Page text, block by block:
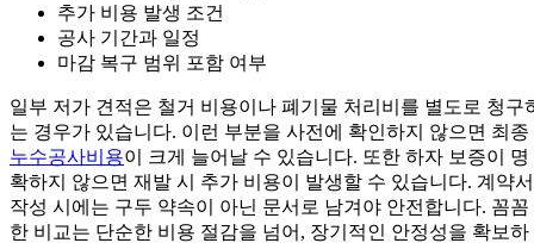
추가 비용 발생 조건
공사 기간과 일정
마감 복구 범위 포함 여부
일부 저가 견적은 철거 비용이나 폐기물 처리비를 별도로 청구
는 경우가 있습니다. 이런 부분을 사전에 확인하지 않으면 최종
누수공사비용이 크게 늘어날 수 있습니다. 또한 하자 보증이 명
확하지 않으면 재발 시 추가 비용이 발생할 수 있습니다. 계약서
작성 시에는 구두 약속이 아닌 문서로 남겨야 안전합니다. 꼼꼼
한 비교는 단순한 비용 절감을 넘어, 장기적인 안정성을 확보하